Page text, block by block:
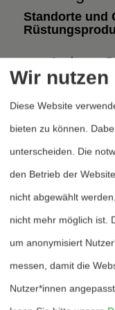
Standorte und
von Andreas
Der Blick auf
offenbart
Leerstellen,
Verteilung
heute viele
unscheinbare
Zentren, wie
Jahren gab,
Wir nutzen
Diese Website
bieten zu können.
unterscheiden. Die
den Betrieb der
nicht abgewählt
nicht mehr möglich ist.
um anonymisiert
messen, damit die
Nutzer*innen